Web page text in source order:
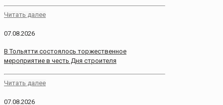
Читать далее
07.08.2026
В Тольятти состоялось торжественное
мероприятие в честь Дня строителя
Читать далее
07.08.2026